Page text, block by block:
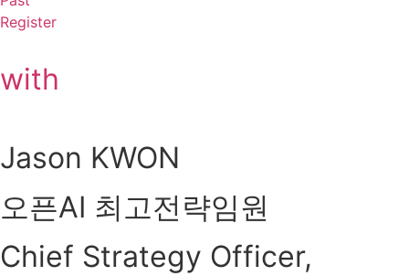
Register
with
Jason KWON
오픈AI 최고전략임원
Chief Strategy Officer,